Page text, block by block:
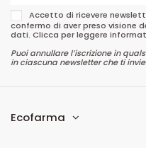
Accetto di ricevere
confermo di aver preso visione
dati. Clicca per leggere
Puoi annullare l’iscrizione in
in ciascuna newsletter che ti
Ecofarma